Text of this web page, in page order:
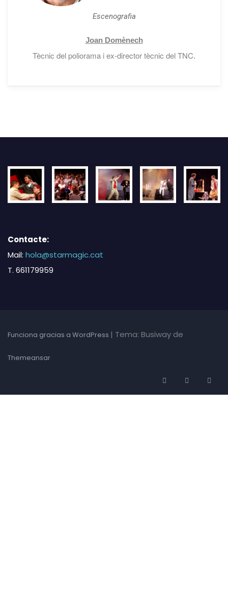
Escenografia
Joan Domènech
Tècnic del poliorama i ex-director tècnic del TNC.
Contacte:
Mail: hola@starmagic.cat
T. 661179959
Funciona gracias a WordPress | Tema: Busiway de
Themeansar